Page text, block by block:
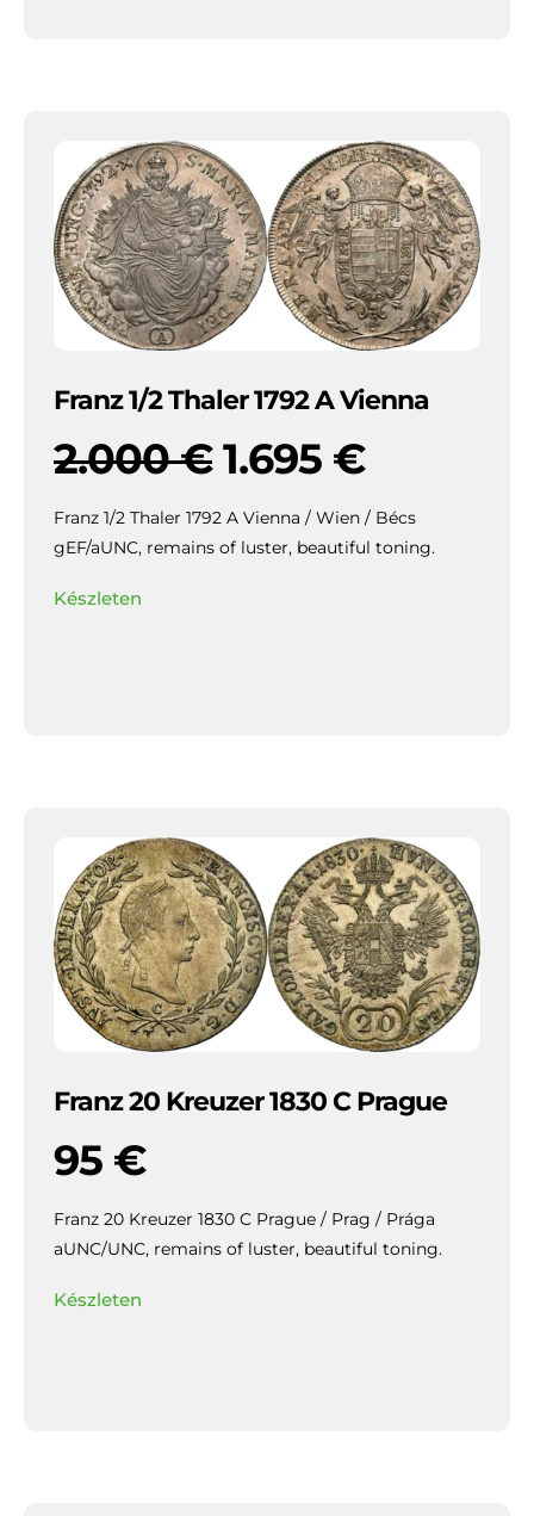
Franz 1/2 Thaler 1792 A Vienna
2.000€ 1.695 €
Franz 1/2 Thaler 1792 A Vienna / Wien / Bécs
gEF/aUNC, remains of luster, beautiful toning.
Készleten
Franz 20 Kreuzer 1830 C Prague
95 €
Franz 20 Kreuzer 1830 C Prague / Prag / Prága
aUNC/UNC, remains of luster, beautiful toning.
Készleten